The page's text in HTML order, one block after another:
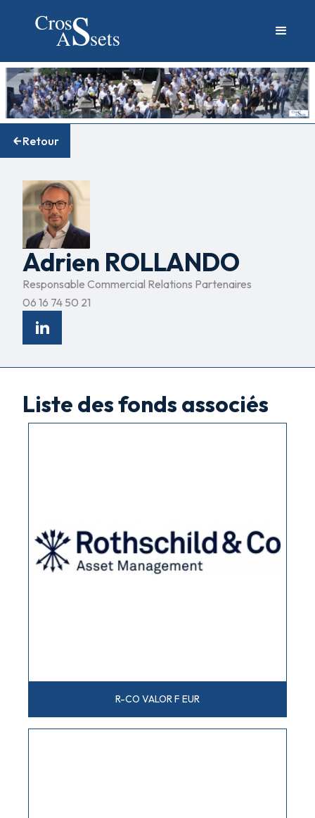
Retour
Adrien ROLLANDO
Responsable Commercial Relations Partenaires
06 16 74 50 21
Liste des fonds associés
R-CO VALOR F EUR